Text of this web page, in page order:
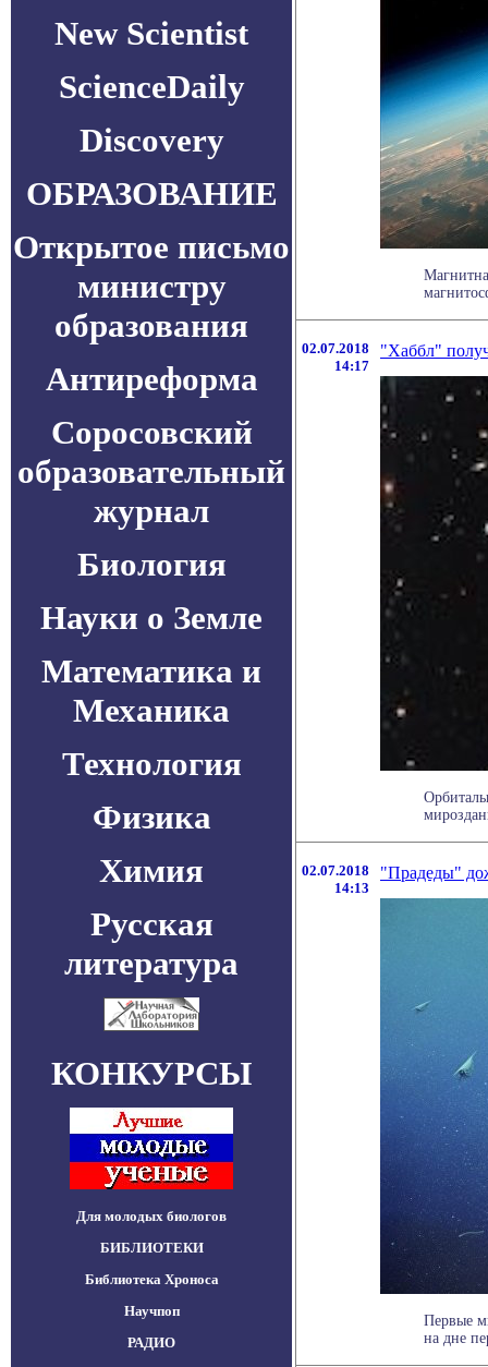
New Scientist
ScienceDaily
Discovery
ОБРАЗОВАНИЕ
Открытое письмо
министру
образования
Антиреформа
Соросовский
образовательный
журнал
Биология
Науки о Земле
Математика и
Механика
Технология
Физика
Химия
Русская
литература
КОНКУРСЫ
Для молодых биологов
БИБЛИОТЕКИ
Библиотека Хроноса
Научпоп
РАДИО
02.07.2018
14:17
"Хаббл"
02.07.2018
14:13
"Прадеды"
Первые
на дне